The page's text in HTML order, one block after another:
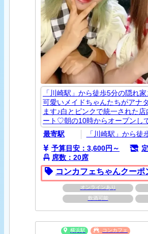
「川崎駅」から徒歩5分の隠れ
可愛いメイドちゃんたちがアナ
ます♪白とピンクで統一された
ート♡朝の10時からオープンし
最寄駅
「川崎駅」から徒
予算目安：3,600円～
席数：20席
コンカフェちゃんクーポ
オンラインあり
飲酒可能
横浜駅 コンカフェ